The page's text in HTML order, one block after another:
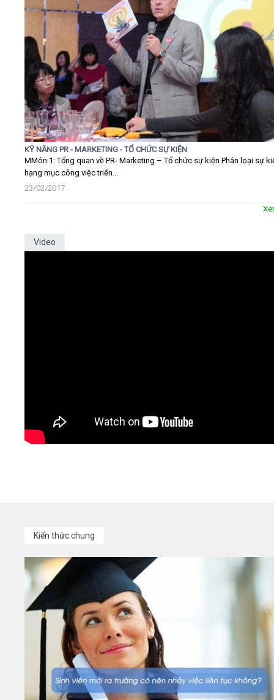
KỸ NĂNG PR - MARKETING - TỔ CHỨC SỰ KIỆN
MMôn 1: Tổng quan về PR- Marketing – Tổ chức sự kiện Phân loại sự
hạng mục công việc triển...
23/02/2017
Video
Kiến thức chung